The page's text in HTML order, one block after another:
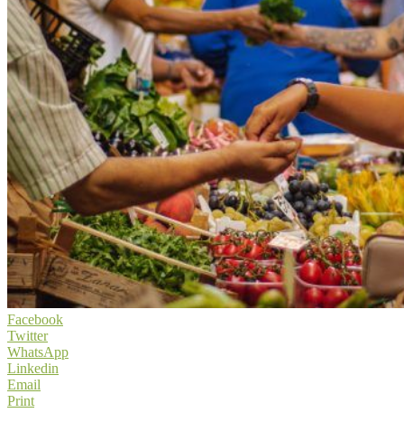
Facebook
Twitter
WhatsApp
Linkedin
Email
Print